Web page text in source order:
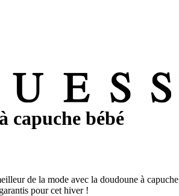
capuche bébé
de la mode avec la doudoune à capuche
pour cet hiver !